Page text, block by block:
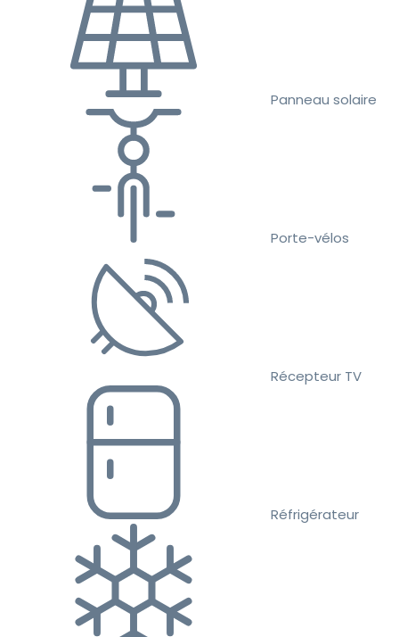
Panneau solaire
Porte-vélos
Récepteur TV
Réfrigérateur